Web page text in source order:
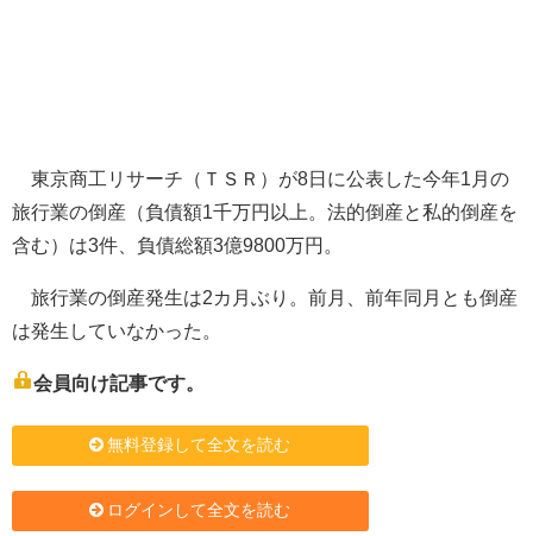
東京商工リサーチ（ＴＳＲ）が8日に公表した今年1月の
旅行業の倒産（負債額1千万円以上。法的倒産と私的倒産を
含む）は3件、負債総額3億9800万円。
旅行業の倒産発生は2カ月ぶり。前月、前年同月とも倒産
は発生していなかった。
会員向け記事です。
無料登録して全文を読む
ログインして全文を読む